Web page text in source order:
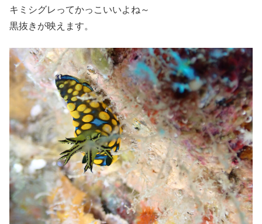
キミシグレってかっこいいよね～
黒抜きが映えます。